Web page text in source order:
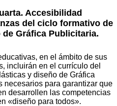
Accesibilidad
del ciclo formativo de
Gráfica Publicitaria.
en el ámbito de sus
incluirán en el currículo del
y diseño de Gráfica
necesarios para garantizar que
desarrollen las competencias
«diseño para todos».